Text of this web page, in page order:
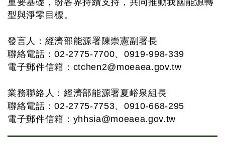
重要基礎，盼各界持續支持，共同推動我國能源轉
型與淨零目標。
發言人：經濟部能源署陳崇憲副署長
聯絡電話：02-2775-7700、0919-998-339
電子郵件信箱： ctchen2@moeaea.gov.tw
業務聯絡人：經濟部能源署夏峪泉組長
聯絡電話：02-2775-7753、0910-668-295
電子郵件信箱： yhhsia@moeaea.gov.tw